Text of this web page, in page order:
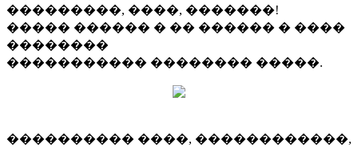
���������, ����, �������!
����� ������ � �� ������ � ����
��������
����������� �������� �����.
���������� ����, ������������,